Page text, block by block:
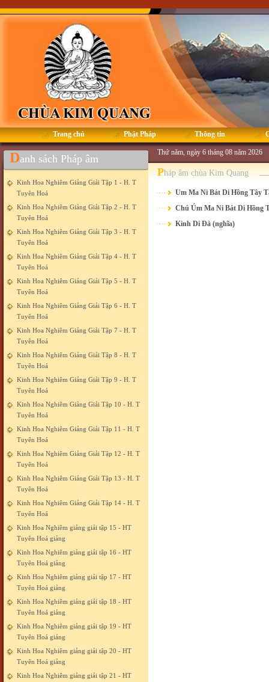
Trang chủ Phật Pháp Thông tin
Danh sách Pháp âm
Kinh Hoa Nghiêm Giảng Giải Tập 1 - H. T
Tuyên Hoá
Kinh Hoa Nghiêm Giảng Giải Tập 2 - H. T
Tuyên Hoá
Kinh Hoa Nghiêm Giảng Giải Tập 3 - H. T
Tuyên Hoá
Kinh Hoa Nghiêm Giảng Giải Tập 4 - H. T
Tuyên Hoá
Kinh Hoa Nghiêm Giảng Giải Tập 5 - H. T
Tuyên Hoá
Kinh Hoa Nghiêm Giảng Giải Tập 6 - H. T
Tuyên Hoá
Kinh Hoa Nghiêm Giảng Giải Tập 7 - H. T
Tuyên Hoá
Kinh Hoa Nghiêm Giảng Giải Tập 8 - H. T
Tuyên Hoá
Kinh Hoa Nghiêm Giảng Giải Tập 9 - H. T
Tuyên Hoá
Kinh Hoa Nghiêm Giảng Giải Tập 10 - H. T
Tuyên Hoá
Kinh Hoa Nghiêm Giảng Giải Tập 11 - H. T
Tuyên Hoá
Kinh Hoa Nghiêm Giảng Giải Tập 12 - H. T
Tuyên Hoá
Kinh Hoa Nghiêm Giảng Giải Tập 13 - H. T
Tuyên Hoá
Kinh Hoa Nghiêm Giảng Giải Tập 14 - H. T
Tuyên Hoá
Kinh Hoa Nghiêm giảng giải tập 15 - HT
Tuyên Hoá giảng
Kinh Hoa Nghiêm giảng giải tập 16 - HT
Tuyên Hoá giảng
Kinh Hoa Nghiêm giảng giải tập 17 - HT
Tuyên Hoá giảng
Kinh Hoa Nghiêm giảng giải tập 18 - HT
Tuyên Hoá giảng
Kinh Hoa Nghiêm giảng giải tập 19 - HT
Tuyên Hoá giảng
Kinh Hoa Nghiêm giảng giải tập 20 - HT
Tuyên Hoá giảng
Kinh Hoa Nghiêm giảng giải tập 21 - HT
Thứ năm, ngày 6 tháng 08 năm 2026
Pháp âm chùa Kim Quang
Um Ma Ni Bát Di Hồng Tây
Chú Úm Ma Ni Bát Di Hồng
Kinh Di Đà (nghĩa)